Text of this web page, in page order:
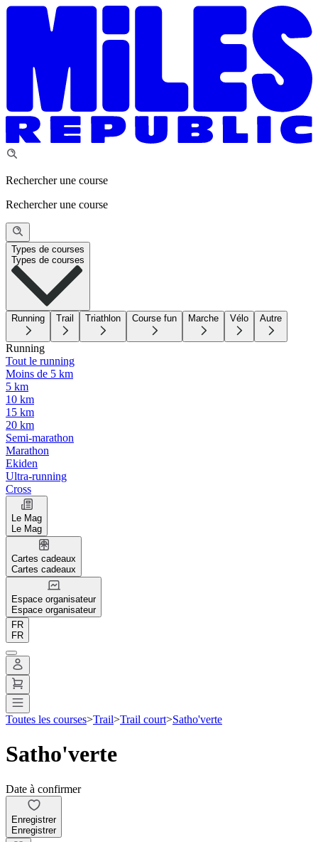
Rechercher une course
Rechercher une course
Types de courses
Types de courses
Running Trail Triathlon Course fun Marche Vélo Autre
Running
Tout le running
Moins de 5 km
5 km
10 km
15 km
20 km
Semi-marathon
Marathon
Ekiden
Ultra-running
Cross
Le Mag
Le Mag
Cartes cadeaux
Cartes cadeaux
Espace organisateur
Espace organisateur
FR
FR
Toutes les courses>Trail>Trail court>Satho'verte
Satho'verte
Date à confirmer
Enregistrer
Enregistrer